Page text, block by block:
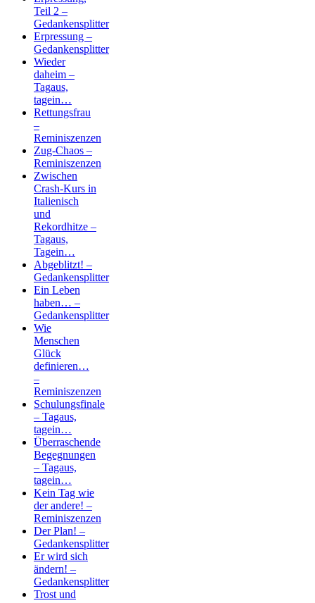
Teil 2 –
Gedankensplitter
Erpressung –
Gedankensplitter
Wieder
daheim –
Tagaus,
tagein…
Rettungsfrau
–
Reminiszenzen
Zug-Chaos –
Reminiszenzen
Zwischen
Crash-Kurs in
Italienisch
und
Rekordhitze –
Tagaus,
Tagein…
Abgeblitzt! –
Gedankensplitter
Ein Leben
haben… –
Gedankensplitter
Wie
Menschen
Glück
definieren…
–
Reminiszenzen
Schulungsfinale
– Tagaus,
tagein…
Überraschende
Begegnungen
– Tagaus,
tagein…
Kein Tag wie
der andere! –
Reminiszenzen
Der Plan! –
Gedankensplitter
Er wird sich
ändern! –
Gedankensplitter
Trost und